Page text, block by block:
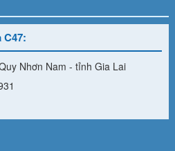
C47:
Nhơn Nam - tỉnh Gia Lai